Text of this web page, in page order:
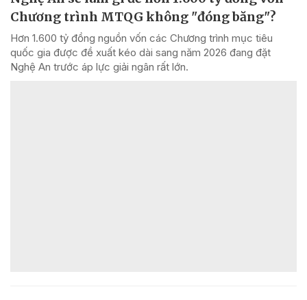
Chương trình MTQG không "đóng băng"?
Hơn 1.600 tỷ đồng nguồn vốn các Chương trình mục tiêu
quốc gia được đề xuất kéo dài sang năm 2026 đang đặt
Nghệ An trước áp lực giải ngân rất lớn.